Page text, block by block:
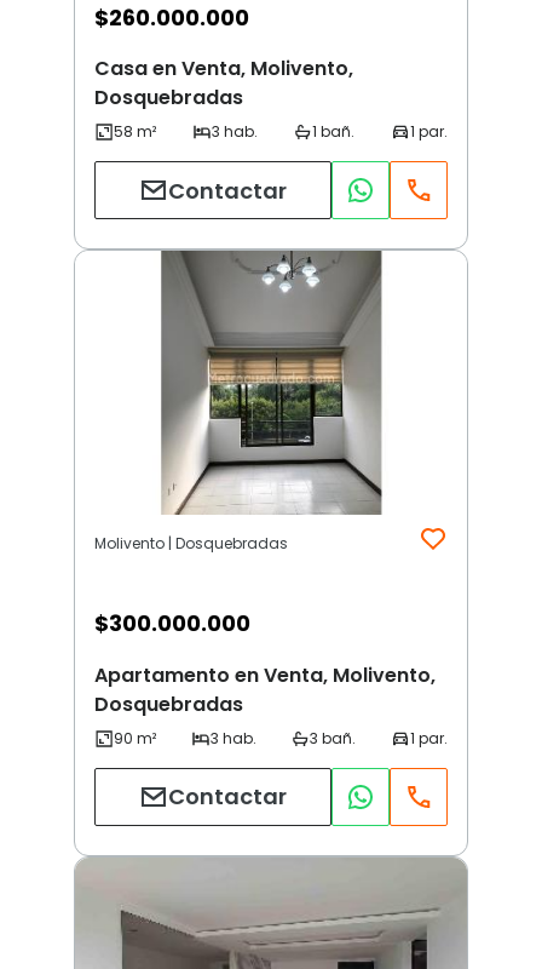
$260.000.000
Casa en Venta, Molivento,
Dosquebradas
Contactar
Molivento | Dosquebradas
$300.000.000
Apartamento en Venta, Molivento,
Dosquebradas
Contactar